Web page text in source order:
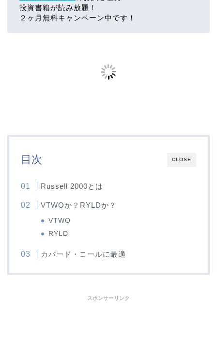
投資書籍が読み放題！
２ヶ月無料キャンペーン中です！
CLOSE
目次
Russell 2000とは
VTWOか？RYLDか？
VTWO
RYLD
カバード・コールに最適
スポンサーリンク